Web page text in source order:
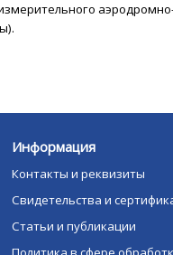
Информация
Контакты и реквизиты
Свидетельства и
Статьи и публикации